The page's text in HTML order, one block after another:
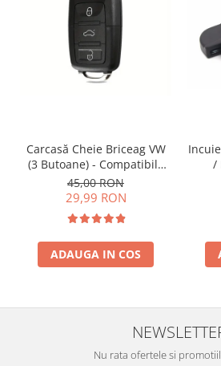
Carcasă Cheie Briceag VW
(3 Butoane) - Compatibilă
Golf 5, Jetta, Touran etc
45,00 RON
29,99 RON
ADAUGA IN COS
/
Nu rata ofertele si